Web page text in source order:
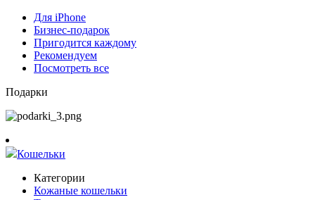
Для iPhone
Бизнес-подарок
Пригодится каждому
Рекомендуем
Посмотреть все
Подарки
Кошельки
Категории
Кожаные кошельки